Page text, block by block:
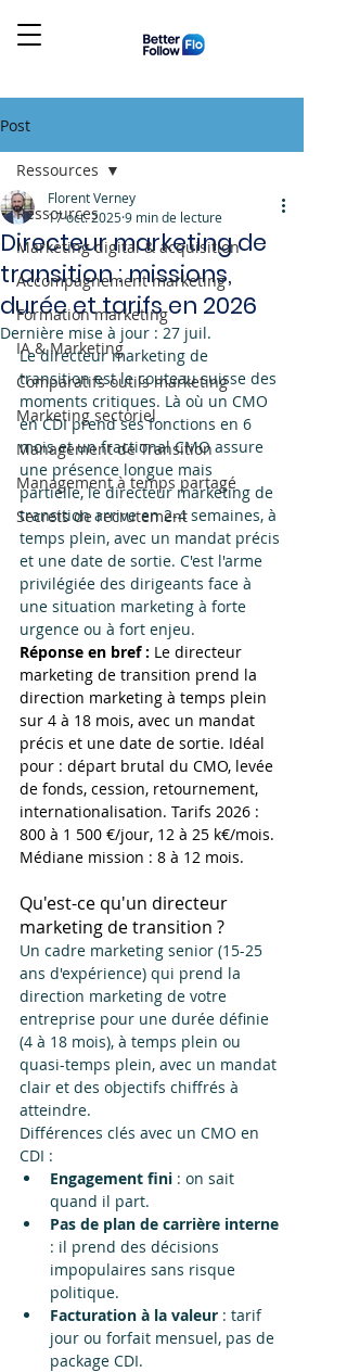
Post
Ressources
Marketing digital & acquisition
Accompagnement marketing
Formation marketing
IA & Marketing
Comparatifs outils marketing
Marketing sectoriel
Management de Transition
Management à temps partagé
Secrets de recrutement
Ressources
Directeur marketing de
transition : missions,
durée et tarifs en 2026
Florent Verney
17 oct. 20259 min de lecture
Dernière mise à jour : 27 juil.
Le directeur marketing de
transition est le couteau suisse des
moments critiques. Là où un CMO
en CDI prend ses fonctions en 6
mois et un fractional CMO assure
une présence longue mais
partielle, le directeur marketing de
transition arrive en 2-4 semaines, à
temps plein, avec un mandat précis
et une date de sortie. C'est l'arme
privilégiée des dirigeants face à
une situation marketing à forte
urgence ou à fort enjeu.
Réponse en bref : Le directeur
marketing de transition prend la
direction marketing à temps plein
sur 4 à 18 mois, avec un mandat
précis et une date de sortie. Idéal
pour : départ brutal du CMO, levée
de fonds, cession, retournement,
internationalisation. Tarifs 2026 :
800 à 1 500 €/jour, 12 à 25 k€/mois.
Médiane mission : 8 à 12 mois.
Qu'est-ce qu'un directeur
marketing de transition ?
Un cadre marketing senior (15-25
ans d'expérience) qui prend la
direction marketing de votre
entreprise pour une durée définie
(4 à 18 mois), à temps plein ou
quasi-temps plein, avec un mandat
clair et des objectifs chiffrés à
atteindre.
Différences clés avec un CMO en
CDI :
Engagement fini : on sait
quand il part.
Pas de plan de carrière interne
: il prend des décisions
impopulaires sans risque
politique.
Facturation à la valeur : tarif
jour ou forfait mensuel, pas de
package CDI.